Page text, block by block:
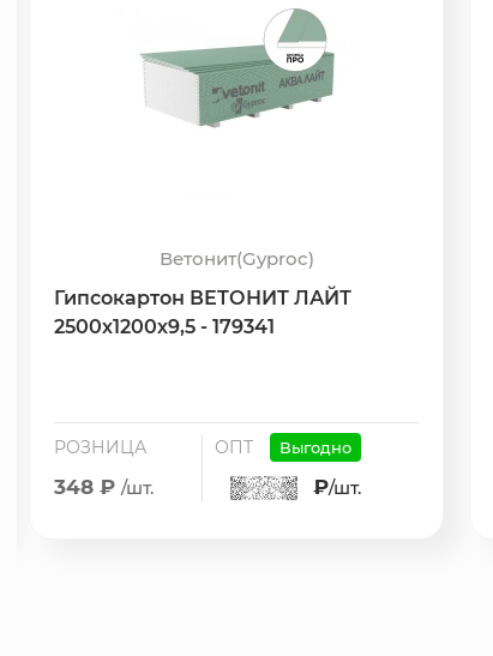
Ветонит(Gyproc)
Гипсокартон ВЕТОНИТ ЛАЙТ
2500х1200х9,5 - 179341
РОЗНИЦА
348 ₽ /шт.
ОПТ Выгодно
₽/шт.